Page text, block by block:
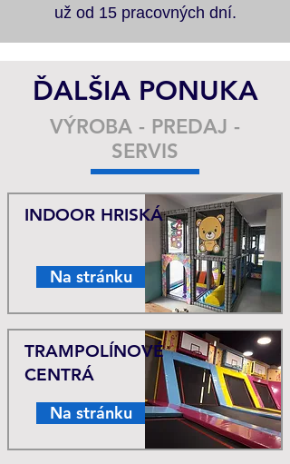
už od 15 pracovných dní.
ĎALŠIA PONUKA
VÝROBA - PREDAJ -
SERVIS
Na stránku
INDOOR HRISKÁ
Na stránku
TRAMPOLÍNOVÉ
CENTRÁ